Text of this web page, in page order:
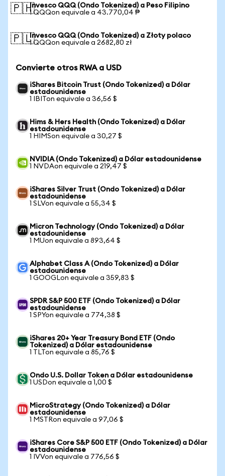
🇵🇭Invesco QQQ (Ondo Tokenized) a Peso Filipino
1 QQQon equivale a 43.770,04 ₱
🇵🇱Invesco QQQ (Ondo Tokenized) a Złoty polaco
1 QQQon equivale a 2682,80 zł
Convierte otros RWA a USD
iShares Bitcoin Trust (Ondo Tokenized) a Dólar
estadounidense
1 IBITon equivale a 36,56 $
Hims & Hers Health (Ondo Tokenized) a Dólar
estadounidense
1 HIMSon equivale a 30,27 $
NVIDIA (Ondo Tokenized) a Dólar estadounidense
1 NVDAon equivale a 219,47 $
iShares Silver Trust (Ondo Tokenized) a Dólar
estadounidense
1 SLVon equivale a 55,34 $
Micron Technology (Ondo Tokenized) a Dólar
estadounidense
1 MUon equivale a 893,64 $
Alphabet Class A (Ondo Tokenized) a Dólar
estadounidense
1 GOOGLon equivale a 359,83 $
SPDR S&P 500 ETF (Ondo Tokenized) a Dólar
estadounidense
1 SPYon equivale a 774,38 $
iShares 20+ Year Treasury Bond ETF (Ondo
Tokenized) a Dólar estadounidense
1 TLTon equivale a 85,76 $
Ondo U.S. Dollar Token a Dólar estadounidense
1 USDon equivale a 1,00 $
MicroStrategy (Ondo Tokenized) a Dólar
estadounidense
1 MSTRon equivale a 97,06 $
iShares Core S&P 500 ETF (Ondo Tokenized) a Dólar
estadounidense
1 IVVon equivale a 776,56 $